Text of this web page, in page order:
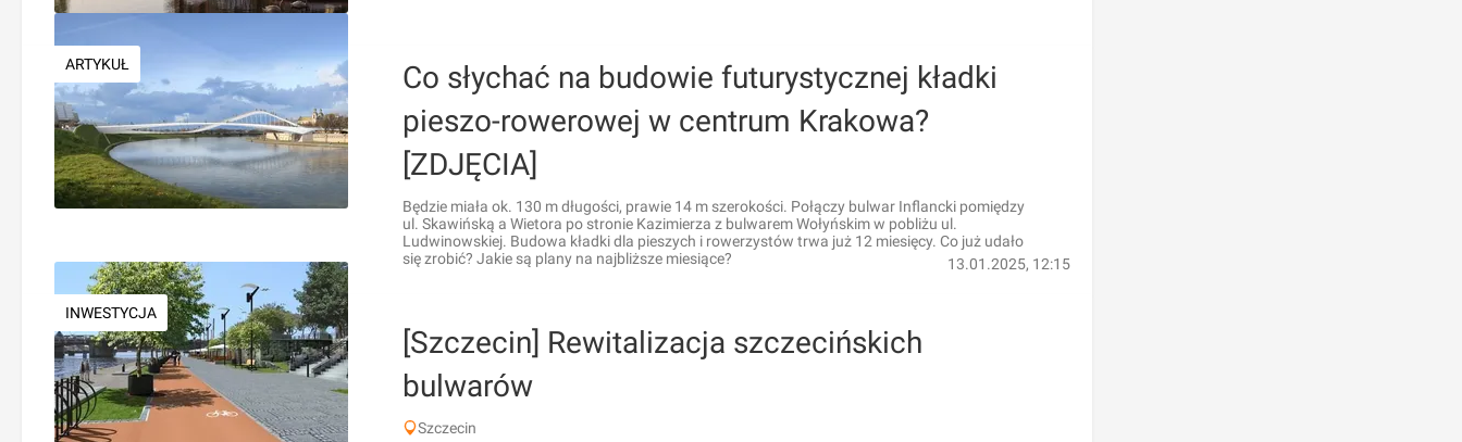
ARTYKUŁ
Co słychać na budowie futurystycznej kładki
pieszo-rowerowej w centrum Krakowa?
[ZDJĘCIA]
Będzie miała ok. 130 m długości, prawie 14 m szerokości. Połączy bulwar Inflancki pomiędzy
ul. Skawińską a Wietora po stronie Kazimierza z bulwarem Wołyńskim w pobliżu ul.
Ludwinowskiej. Budowa kładki dla pieszych i rowerzystów trwa już 12 miesięcy. Co już udało
się zrobić? Jakie są plany na najbliższe miesiące?
13.01.2025, 12:15
INWESTYCJA
[Szczecin] Rewitalizacja szczecińskich
bulwarów
Szczecin